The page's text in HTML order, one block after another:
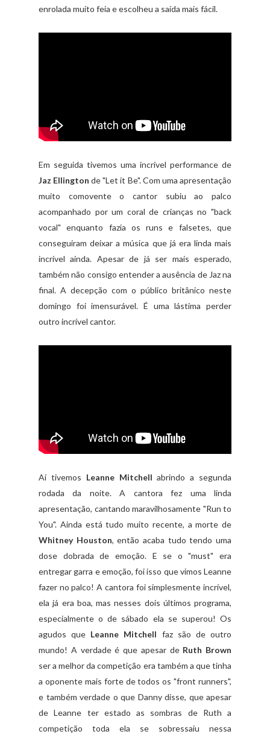
enrolada muito feia e escolheu a saída mais fácil.
Em seguida tivemos uma incrível performance de
Jaz Ellington de "Let it Be". Com uma apresentação
muito comovente o cantor subiu ao palco
acompanhado por um coral de crianças no "back
vocal" enquanto fazia os runs e falsetes, que
conseguiram deixar a música que já era linda mais
incrível ainda. Apesar de já ser mais esperado,
também não consigo entender a ausência de Jaz na
final. A decepção com o público britânico neste
domingo foi imensurável. É uma lástima perder
outro incrível cantor.
Aí tivemos Leanne Mitchell abrindo a segunda
rodada da noite. A cantora fez uma linda
apresentação, cantando maravilhosamente "Run to
You". Ainda está tudo muito recente, a morte de
Whitney Houston, então acaba tudo tendo uma
dose dobrada de emoção. E se o "must" era
entregar garra e emoção, foi isso que vimos Leanne
fazer no palco! A cantora foi simplesmente incrível,
ela já era boa, mas nesses dois últimos programa,
especialmente o de sábado ela se superou! Os
agudos que Leanne Mitchell faz são de outro
mundo! A verdade é que apesar de Ruth Brown
ser a melhor da competição era também a que tinha
a oponente mais forte de todos os "front runners",
e também verdade o que Danny disse, que apesar
de Leanne ter estado as sombras de Ruth a
competição toda ela se sobressaiu nessa